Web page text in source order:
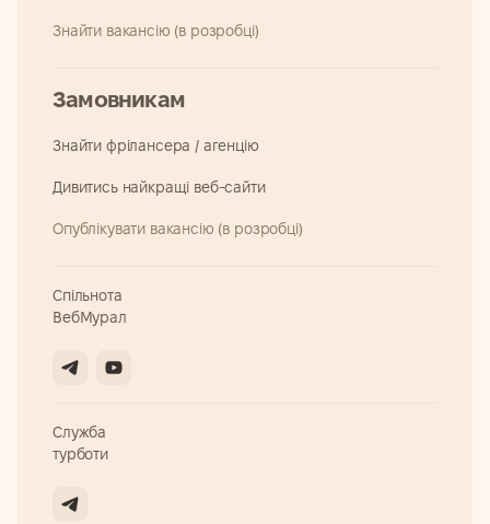
Знайти вакансію (в розробці)
Замовникам
Знайти фрілансера / агенцію
Дивитись найкращі веб-сайти
Опублікувати вакансію (в розробці)
Спільнота
ВебМурал
Служба
турботи